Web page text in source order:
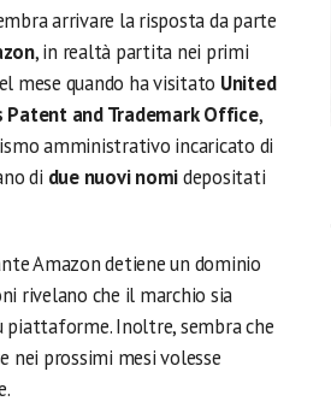
arrivare la risposta da parte
, in realtà partita nei primi
mese quando ha visitato United
Patent and Trademark Office,
amministrativo incaricato di
di due nuovi nomidepositati
Amazon detiene un dominio
rivelano che il marchio sia
piattaforme. Inoltre, sembra che
prossimi mesi volesse